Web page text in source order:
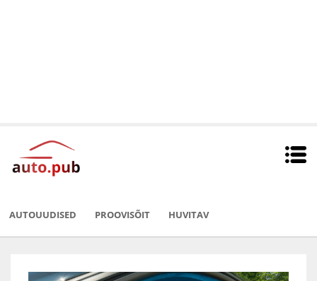
AUTOUUDISED PROOVISÕIT HUVITAV